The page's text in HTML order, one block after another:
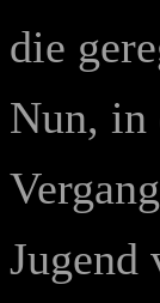
die
Nun, in
Jugend